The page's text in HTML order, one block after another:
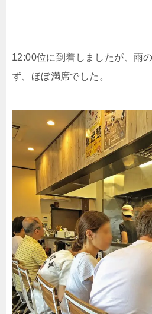
12:00位に到着しましたが、雨
ず、ほぼ満席でした。